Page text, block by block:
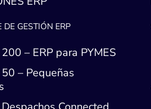
DE GESTIÓN ERP
– ERP para PYMES
– Pequeñas